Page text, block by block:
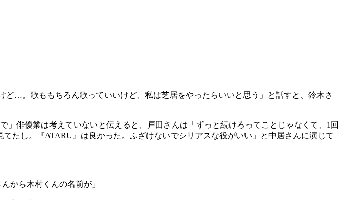
…。歌ももちろん歌っていいけど、私は芝居をやったらいいと思う」と話すと、鈴木さ
俳優業は考えていないと伝えると、戸田さんは「ずっと続けろってことじゃなくて、1回
たし。『ATARU』は良かった。ふざけないでシリアスな役がいい」と中居さんに演じて
から木村くんの名前が」